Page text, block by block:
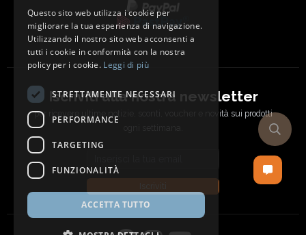
Iscriviti alla nostra newsletter
per ricevere ultime notizie, sconti, voucher e novità sui prodotti
Questo sito web utilizza i cookie per
migliorare la tua esperienza di navigazione.
Utilizzando il nostro sito web acconsenti a
tutti i cookie in conformità con la nostra
policy per i cookie. Leggi di più
STRETTAMENTE NECESSARI
PERFORMANCE
TARGETING
FUNZIONALITÀ
ACCETTA TUTTO